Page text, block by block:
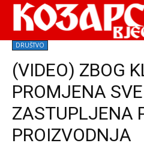
DRUŠTVO
(VIDEO) ZBOG
PROMJENA
ZASTUPLJENA
PROIZVODNJA